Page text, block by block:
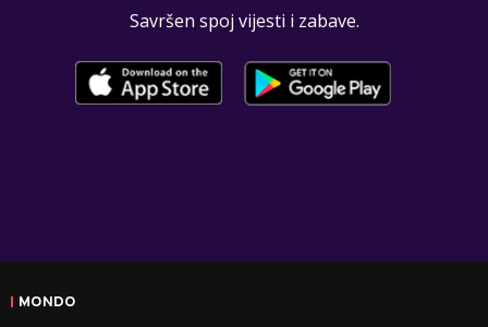
Savršen spoj vijesti i zabave.
MONDO